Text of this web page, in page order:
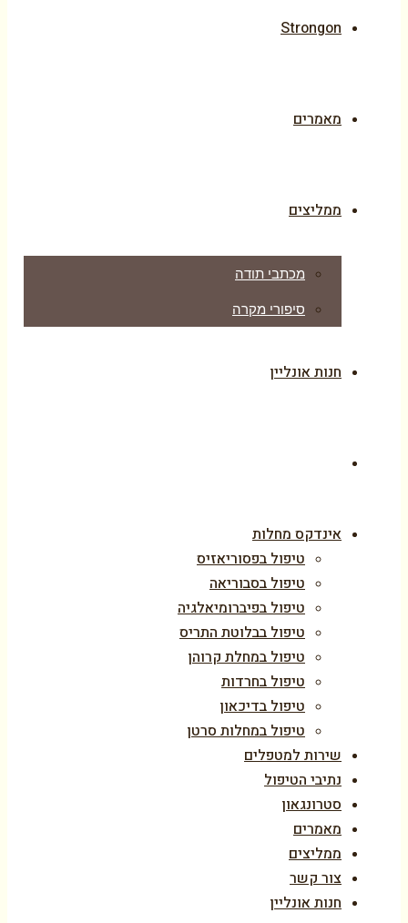
Strongon
מאמרים
ממליצים
מכתבי תודה
סיפורי מקרה
חנות אונליין
אינדקס מחלות
טיפול בפסוריאזיס
טיפול בסבוריאה
טיפול בפיברומיאלגיה
טיפול בבלוטת התריס
טיפול במחלת קרוהן
טיפול בחרדות
טיפול בדיכאון
טיפול במחלות סרטן
שירות למטפלים
נתיבי הטיפול
סטרונגאון
מאמרים
ממליצים
צור קשר
חנות אונליין